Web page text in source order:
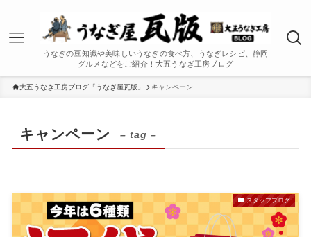
うなぎの豆知識や美味しいうなぎの食べ方、うなぎレシピ、静岡
グルメなどをご紹介！大五うなぎ工房ブログ
大五うなぎ工房ブログ「うなぎ屋瓦版」 キャンペーン
キャンペーン – tag –
スタッフブログ